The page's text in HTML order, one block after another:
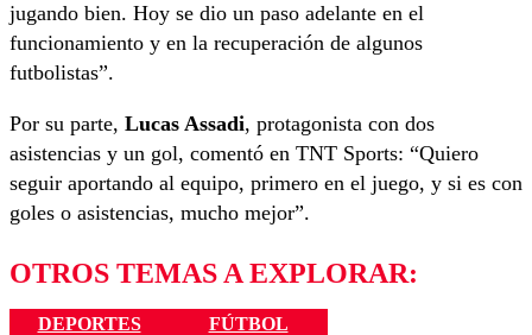
jugando bien. Hoy se dio un paso adelante en el
funcionamiento y en la recuperación de algunos
futbolistas”.
Por su parte, Lucas Assadi, protagonista con dos
asistencias y un gol, comentó en TNT Sports: “Quiero
seguir aportando al equipo, primero en el juego, y si es con
goles o asistencias, mucho mejor”.
OTROS TEMAS A EXPLORAR:
DEPORTES
FÚTBOL